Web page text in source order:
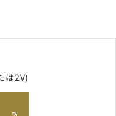
は2V)